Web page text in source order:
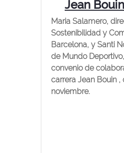
Jean Bouin
Maria Salamero,
Sostenibilidad y
Barcelona, y Santi
de Mundo
convenio de
carrera Jean Bouin
noviembre.